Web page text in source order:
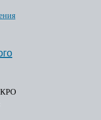
качеством